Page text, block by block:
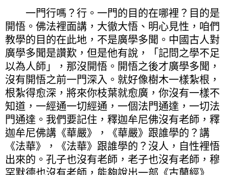
一門行嗎？行。一門的目的在哪裡？目的是
開悟。佛法裡面講，大徹大悟、明心見性，咱們
教學的目的在此地，不是廣學多聞。中國古人對
廣學多聞是讚歎，但是他有說，「記問之學不足
以為人師」，那沒開悟。開悟之後才廣學多聞，
沒有開悟之前一門深入。就好像樹木一樣紮根，
根紮得愈深，將來你枝葉就愈廣，你沒有一樣不
知道，一經通一切經通，一個法門通達，一切法
門通達。我們要記住，釋迦牟尼佛沒有老師，釋
迦牟尼佛講《華嚴》，《華嚴》跟誰學的？講
《法華》，《法華》跟誰學的？沒人，自性裡悟
出來的。孔子也沒有老師，老子也沒有老師，穆